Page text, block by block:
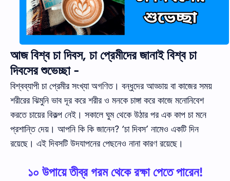
আজ বিশ্ব চা দিবস, চা প্রেমীদের জানাই বিশ্ব চা
দিবসের শুভেচ্ছা -
বিশ্বব্যাপী চা প্রেমীর সংখ্যা অগণিত। বন্ধুদের আড্ডায় বা কাজের সময়
শরীরের ঝিমুনি ভাব দূর করে শরীর ও মনকে চাঙ্গা করে কাজে মনোনিবেশ
করতে চায়ের বিকল্প নেই। সকালে ঘুম থেকে উঠার পর এক কাপ চা মনে
প্রশান্তি দেয়। আপনি কি কি জানেন? ‘চা দিবস’ নামেও একটি দিন
রয়েছে। এই দিবসটি উদযাপনের পেছনেও নানা কারণ রয়েছে।
১০ উপায়ে তীব্র গরম থেকে রক্ষা পেতে পারেন!